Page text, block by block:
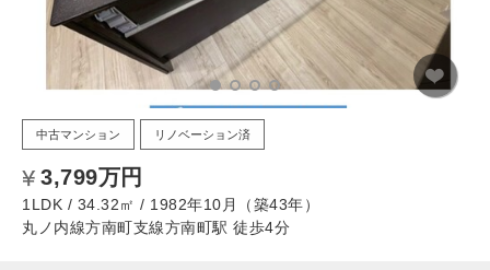
中古マンション リノベーション済
3,799万円
1LDK / 34.32㎡ / 1982年10月（築43年）
丸ノ内線方南町支線方南町駅 徒歩4分